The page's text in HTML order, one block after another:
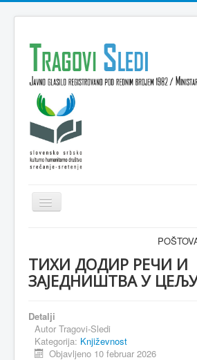
Isključi
navigaciju
VESTI
KULTURA
MAGAZIN
FELJTON
ТИХИ ДОДИР РЕЧИ И
ЗАЈЕДНИШТВА У
Detalji
Autor Tragovi-Sledi
Kategorija: Književnost
Objavljeno 10 februar 2026